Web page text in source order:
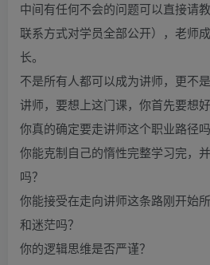
中间有任何不会的问题可以直接请
联系方式对学员全部公开），老师
长。
不是所有人都可以成为讲师，更不
讲师，要想上这门课，你首先要想好
你真的确定要走讲师这个职业路径吗
你能克制自己的惰性完整学习完，
吗？
你能接受在走向讲师这条路刚开始
和迷茫吗？
你的逻辑思维是否严谨？